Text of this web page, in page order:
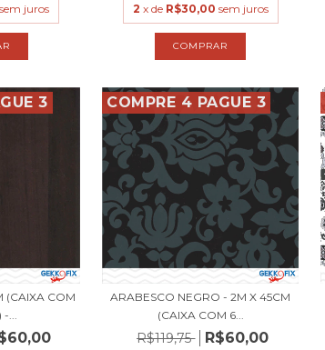
sem juros 2 x de R$30,00 sem juros
3
(CAIXA COM
COMPRE 4 PAGUE 3
ARABESCO NEGRO - 2M X 45CM
(CAIXA COM 6...
R$119,75 R$60,00